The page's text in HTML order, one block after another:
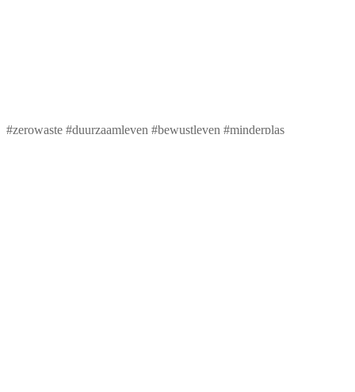
#zerowaste #duurzaamleven #bewustleven #minderplas